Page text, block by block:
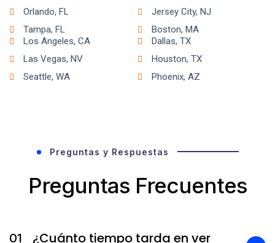
Orlando, FL
Tampa, FL
Jersey City, NJ
Boston, MA
Los Angeles, CA
Las Vegas, NV
Seattle, WA
Dallas, TX
Houston, TX
Phoenix, AZ
Preguntas y Respuestas
Preguntas Frecuentes
01 ¿Cuánto tiempo tarda en ver